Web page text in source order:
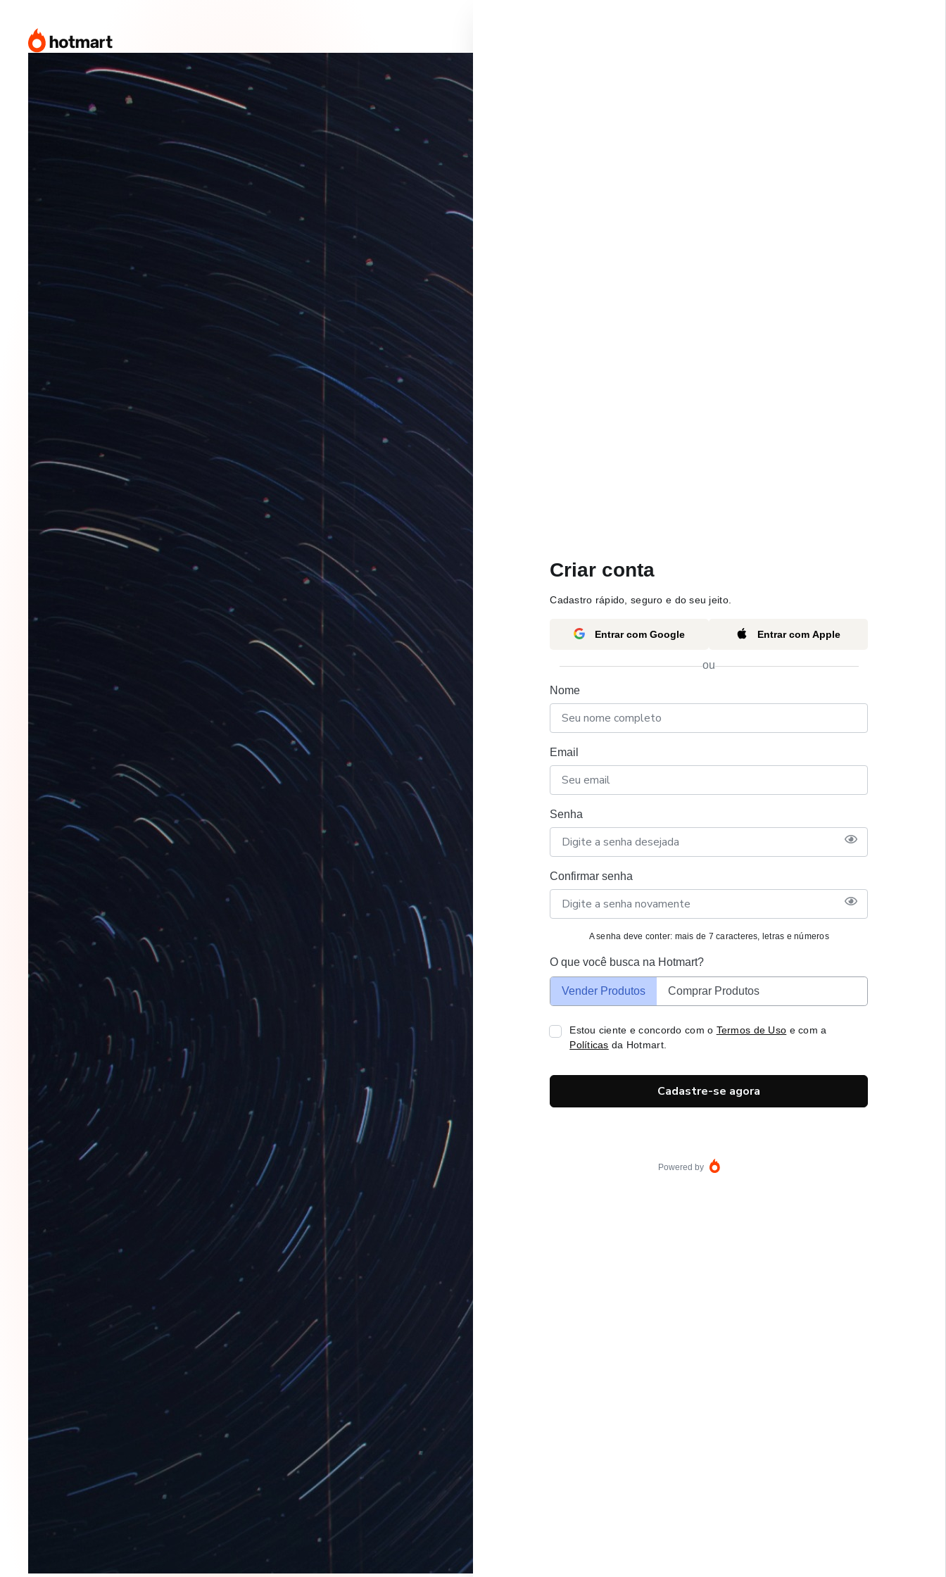
Criar conta
Cadastro rápido, seguro e do seu jeito.
Entrar com Google Entrar com Apple
ou
Nome
Email
Senha
Confirmar senha
A senha deve conter: mais de 7 caracteres, letras e números
O que você busca na Hotmart?
Vender Produtos Comprar Produtos
Estou ciente e concordo com o Termos de Uso e com a
Políticas da Hotmart.
Cadastre-se agora
Powered by